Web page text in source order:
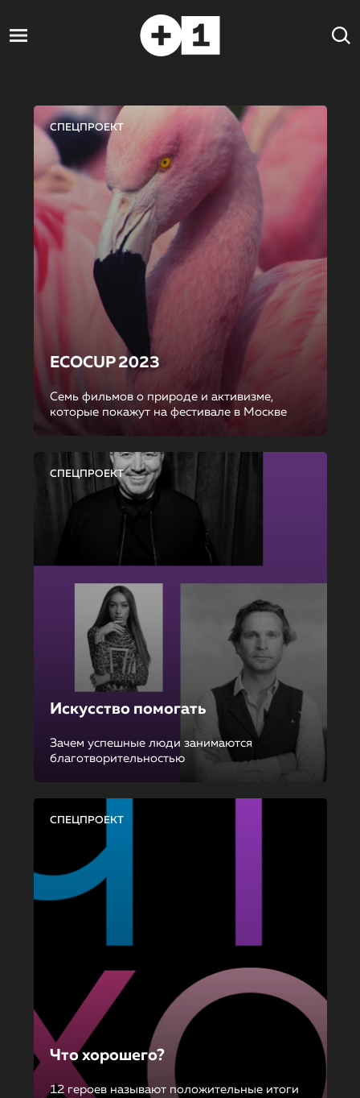
СПЕЦПРОЕКТ
ECOCUP 2023
Семь фильмов о природе и активизме,
которые покажут на фестивале в Москве
СПЕЦПРОЕКТ
Искусство помогать
Зачем успешные люди занимаются
благотворительностью
СПЕЦПРОЕКТ
Что хорошего?
12 героев называют положительные итоги